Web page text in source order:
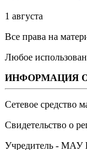
1 августа
Все права на
Любое
ИНФОРМАЦИЯ
Сетевое средство
Свидетельство о
Учредитель - МАУ